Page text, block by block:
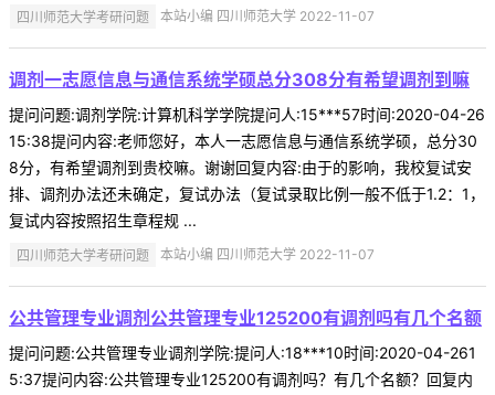
四川师范大学考研问题 本站小编 四川师范大学 2022-11-07
调剂一志愿信息与通信系统学硕总分308分有希望调剂到嘛
提问问题:调剂学院:计算机科学学院提问人:15***57时间:2020-04-26
15:38提问内容:老师您好，本人一志愿信息与通信系统学硕，总分30
8分，有希望调剂到贵校嘛。谢谢回复内容:由于的影响，我校复试安
排、调剂办法还未确定，复试办法（复试录取比例一般不低于1.2：1，
复试内容按照招生章程规 ...
四川师范大学考研问题 本站小编 四川师范大学 2022-11-07
公共管理专业调剂公共管理专业125200有调剂吗有几个名额
提问问题:公共管理专业调剂学院:提问人:18***10时间:2020-04-261
5:37提问内容:公共管理专业125200有调剂吗？有几个名额？回复内